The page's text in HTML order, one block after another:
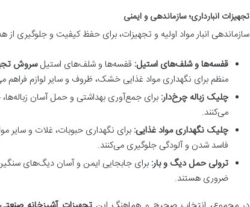
تجهیزات انبارداری؛ سازماندهی و ایمنی
سازماندهی انبار مواد اولیه و تجهیزات، برای حفظ کیفیت و جلوگیری
قفسه‌ها و شلف‌های استیل: قفسه‌ها و شلف‌های استیلسروش
منظم برای نگهداری مواد غذایی خشک، ظروف و سایر لوازم فراهم
چلیک زباله چرخ‌دار: برای جمع‌آوری بهداشتی و حمل آسان
می‌کنند.
چلیک نگهداری مواد غذایی: برای نگهداری حبوبات، غلات و
فاسد شدن و آلودگی جلوگیری می‌کنند.
ترولی حمل دیگ و بار: برای جابجایی ایمن و آسان دیگ‌های
ضروری هستند.